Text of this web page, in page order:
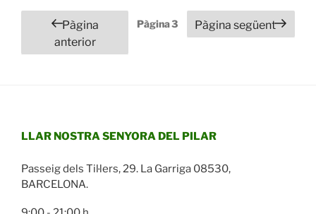
Paginació
les
Pàgina
anterior
Pàgina3 Pàgina següent
LLAR NOSTRA SENYORA DEL PILAR
Passeig dels Til·lers, 29. La Garriga 08530,
BARCELONA.